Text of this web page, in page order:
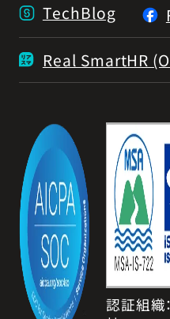
TechBlog
Real SmartHR
認証組織